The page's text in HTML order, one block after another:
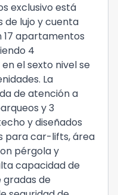
exclusivo está
lujo y cuenta
17 apartamentos
4
el sexto nivel se
La
de atención a
y 3
y diseñados
para car-lifts, área
pérgola y
capacidad de
gradas de